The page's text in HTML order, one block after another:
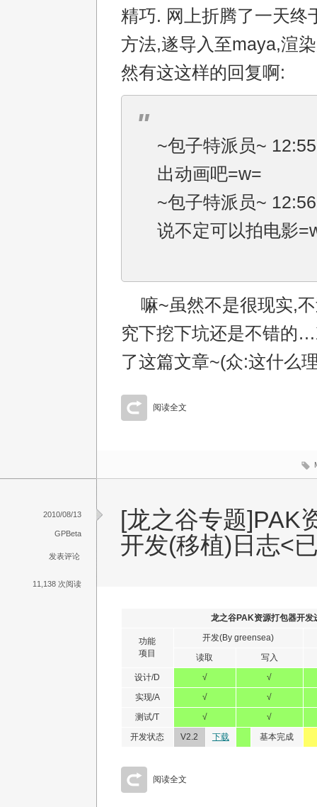
精巧. 网上折腾了一天终
方法,遂导入至maya,渲
然有这这样的回复啊:
~包子特派员~
出动画吧=w=
~包子特派员~
说不定可以拍电影
嘛~虽然不是很现实,
究下挖下坑还是不错的
了这篇文章~(众:这什么
阅读全文
[龙之谷专题]PAK
开发(移植)日志<
龙之谷PAK资源打包器开发
功能
项目
开发(By greensea)
读取
写入
设计/D
√
√
实现/A
√
√
测试/T
√
√
开发状态
V2.2 下载 基本完成
阅读全文
2010/08/13
GPBeta
发表评论
11,138 次阅读